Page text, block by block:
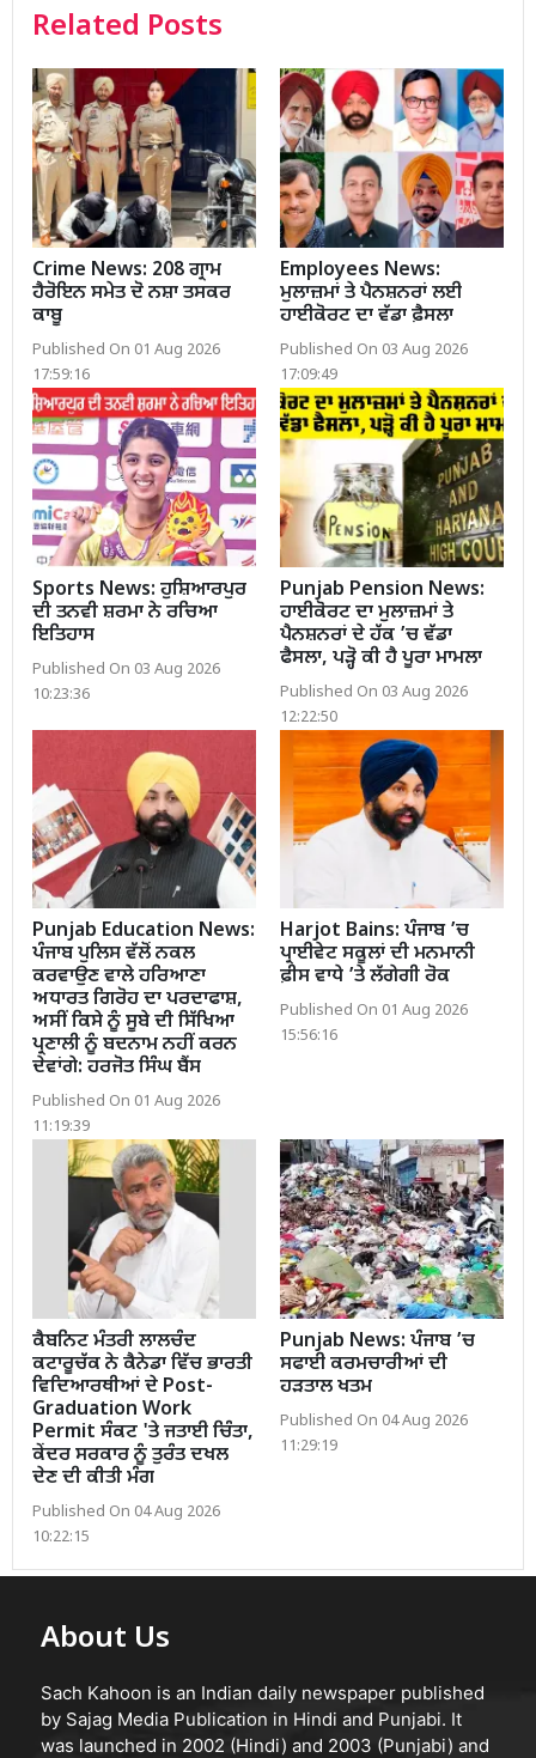
Related Posts
Crime News: 208 ਗ੍ਰਾਮ
ਹੈਰੋਇਨ ਸਮੇਤ ਦੋ ਨਸ਼ਾ ਤਸਕਰ
ਕਾਬੂ
Published On 01 Aug 2026
17:59:16
Employees News:
ਮੁਲਾਜ਼ਮਾਂ ਤੇ ਪੈਨਸ਼ਨਰਾਂ ਲਈ
ਹਾਈਕੋਰਟ ਦਾ ਵੱਡਾ ਫ਼ੈਸਲਾ
Published On 03 Aug 2026
17:09:49
Sports News: ਹੁਸ਼ਿਆਰਪੁਰ
ਦੀ ਤਨਵੀ ਸ਼ਰਮਾ ਨੇ ਰਚਿਆ
ਇਤਿਹਾਸ
Published On 03 Aug 2026
10:23:36
Punjab Pension News:
ਹਾਈਕੋਰਟ ਦਾ ਮੁਲਾਜ਼ਮਾਂ ਤੇ
ਪੈਨਸ਼ਨਰਾਂ ਦੇ ਹੱਕ ’ਚ ਵੱਡਾ
ਫੈਸਲਾ, ਪੜ੍ਹੋ ਕੀ ਹੈ ਪੂਰਾ ਮਾਮਲਾ
Published On 03 Aug 2026
12:22:50
Punjab Education News:
ਪੰਜਾਬ ਪੁਲਿਸ ਵੱਲੋਂ ਨਕਲ
ਕਰਵਾਉਣ ਵਾਲੇ ਹਰਿਆਣਾ
ਅਧਾਰਤ ਗਿਰੋਹ ਦਾ ਪਰਦਾਫਾਸ਼,
ਅਸੀਂ ਕਿਸੇ ਨੂੰ ਸੂਬੇ ਦੀ ਸਿੱਖਿਆ
ਪ੍ਰਣਾਲੀ ਨੂੰ ਬਦਨਾਮ ਨਹੀਂ ਕਰਨ
ਦੇਵਾਂਗੇ: ਹਰਜੋਤ ਸਿੰਘ ਬੈਂਸ
Published On 01 Aug 2026
11:19:39
Harjot Bains: ਪੰਜਾਬ ’ਚ
ਪ੍ਰਾਈਵੇਟ ਸਕੂਲਾਂ ਦੀ ਮਨਮਾਨੀ
ਫ਼ੀਸ ਵਾਧੇ ’ਤੇ ਲੱਗੇਗੀ ਰੋਕ
Published On 01 Aug 2026
15:56:16
ਕੈਬਨਿਟ ਮੰਤਰੀ ਲਾਲਚੰਦ
ਕਟਾਰੂਚੱਕ ਨੇ ਕੈਨੇਡਾ ਵਿੱਚ ਭਾਰਤੀ
ਵਿਦਿਆਰਥੀਆਂ ਦੇ Post-
Graduation Work
Permit ਸੰਕਟ 'ਤੇ ਜਤਾਈ ਚਿੰਤਾ,
ਕੇਂਦਰ ਸਰਕਾਰ ਨੂੰ ਤੁਰੰਤ ਦਖਲ
ਦੇਣ ਦੀ ਕੀਤੀ ਮੰਗ
Published On 04 Aug 2026
10:22:15
Punjab News: ਪੰਜਾਬ ’ਚ
ਸਫਾਈ ਕਰਮਚਾਰੀਆਂ ਦੀ
ਹੜਤਾਲ ਖਤਮ
Published On 04 Aug 2026
11:29:19
About Us
Sach Kahoon is an Indian daily newspaper published
by Sajag Media Publication in Hindi and Punjabi. It
was launched in 2002 (Hindi) and 2003 (Punjabi) and